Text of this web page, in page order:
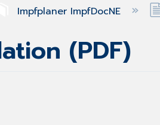
Impfplaner ImpfDocNE
(PDF)